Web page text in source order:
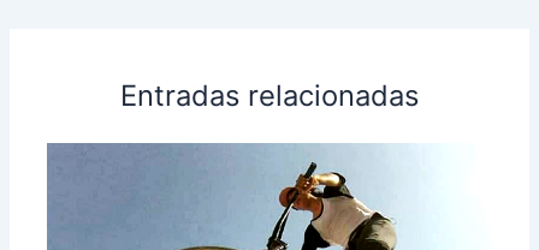
Entradas relacionadas